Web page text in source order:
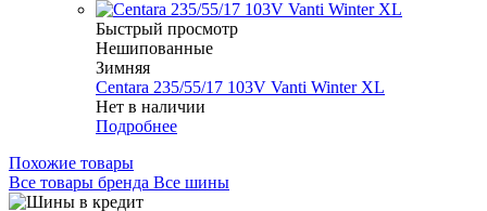
Быстрый просмотр
Нешипованные
Зимняя
Centara 235/55/17 103V Vanti Winter XL
Нет в наличии
Подробнее
Похожие товары
Все товары бренда Все шины